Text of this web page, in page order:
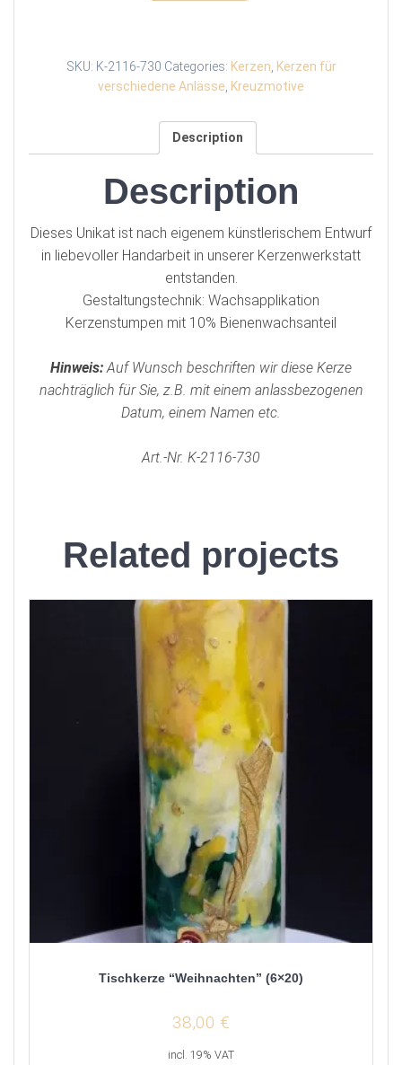
SKU: K-2116-730 Categories: Kerzen, Kerzen für
verschiedene Anlässe, Kreuzmotive
Description
Description
Dieses Unikat ist nach eigenem künstlerischem Entwurf
in liebevoller Handarbeit in unserer Kerzenwerkstatt
entstanden.
Gestaltungstechnik: Wachsapplikation
Kerzenstumpen mit 10% Bienenwachsanteil
Hinweis:Auf Wunsch beschriften wir diese Kerze
nachträglich für Sie, z.B. mit einem anlassbezogenen
Datum, einem Namen etc.
Art.-Nr. K-2116-730
Related projects
Tischkerze “Weihnachten” (6×20)
38,00 €
incl. 19% VAT